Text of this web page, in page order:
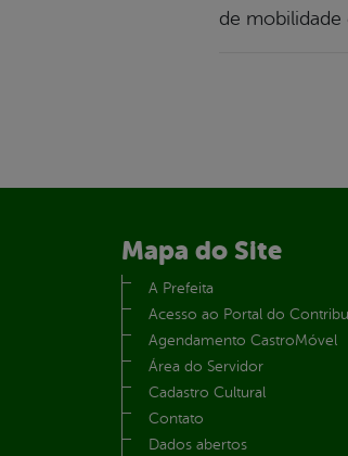
de
Mapa do Site
A Prefeita
Acesso ao Portal do
Agendamento CastroMóvel
Área do Servidor
Cadastro Cultural
Contato
Dados abertos